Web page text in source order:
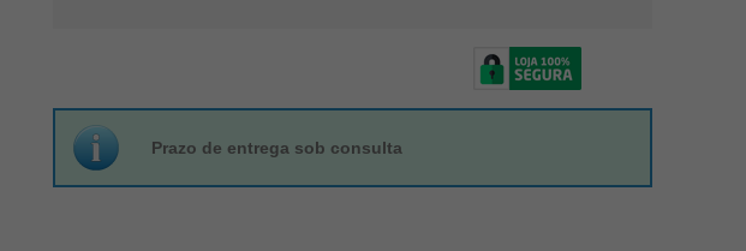
Prazo de entrega sob consulta